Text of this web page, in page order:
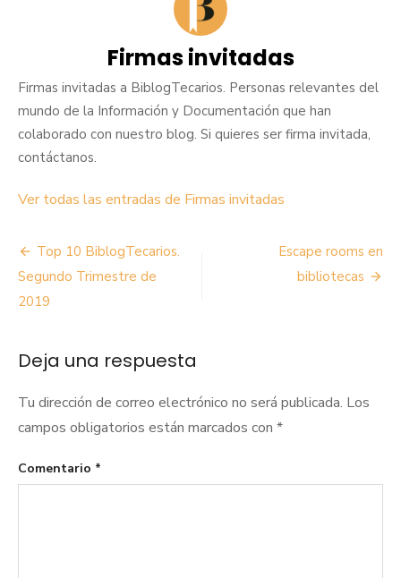
Firmas invitadas
Firmas invitadas a BiblogTecarios. Personas relevantes del
mundo de la Información y Documentación que han
colaborado con nuestro blog. Si quieres ser firma invitada,
contáctanos.
Ver todas las entradas de Firmas invitadas
Navegación
de
entradas
Top 10 BiblogTecarios.
Segundo Trimestre de
2019
Escape rooms en
bibliotecas
Deja una respuesta
Tu dirección de correo electrónico no será publicada. Los
campos obligatorios están marcados con *
Comentario *